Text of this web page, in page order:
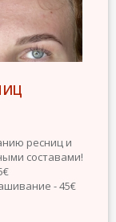
ресниц и
составами!
- 45€